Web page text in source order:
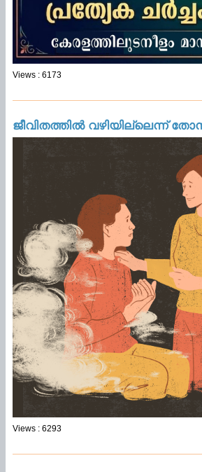
Views : 6173
ജീവിതത്തിൽ വഴിയില്ലെന്ന്
Views : 6293